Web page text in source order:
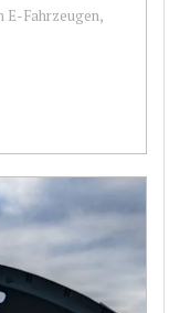
E-Fahrzeugen,